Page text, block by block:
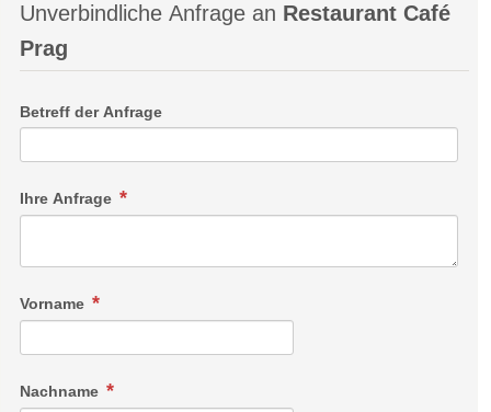
Unverbindliche Anfrage an Restaurant Café
Prag
Betreff der Anfrage
Ihre Anfrage
Vorname
Nachname